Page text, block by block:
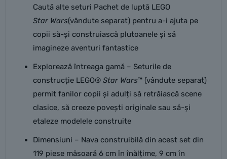
Caută alte seturi Pachet de luptă LEGO
Star Wars(vândute separat) pentru a-i ajuta pe
copii să-și construiască plutoanele și să
imagineze aventuri fantastice
Explorează întreaga gamă – Seturile de
construcție LEGO® Star Wars™ (vândute separat)
permit fanilor copii și adulți să retrăiască scene
clasice, să creeze povești originale sau să-și
etaleze modelele construite
Dimensiuni – Nava construibilă din acest set din
119 piese măsoară 6 cm în înălțime, 9 cm în